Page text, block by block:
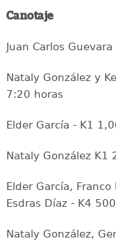
Canotaje
Juan Carlos
Nataly González y
7:20 horas
Elder García - K1
Nataly González K1
Elder García,
Esdras Díaz - K4
Nataly González,